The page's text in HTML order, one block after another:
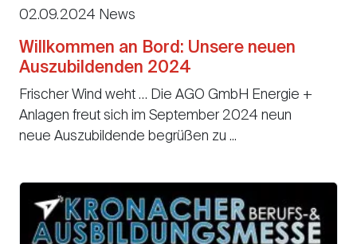
02.09.2024 News
Willkommen an Bord: Unsere neuen
Auszubildenden 2024
Frischer Wind weht … Die AGO GmbH Energie +
Anlagen freut sich im September 2024 neun
neue Auszubildende begrüßen zu ...